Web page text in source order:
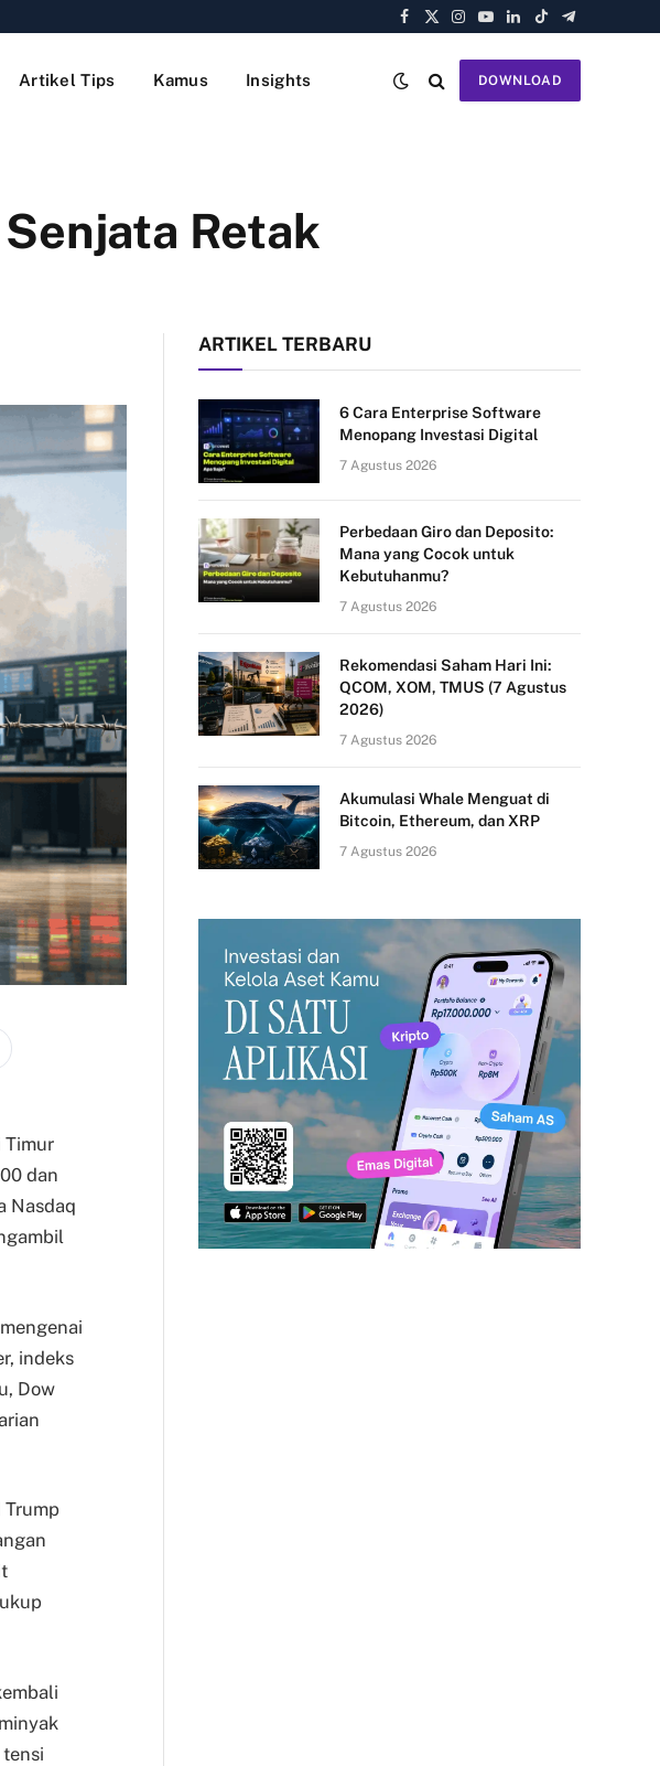
Facebook
X
Instagram
YouTube
LinkedIn
TikTokTelegram
Artikel Tips Kamus Insights DOWNLOAD
Retak
Timur
dan
Nasdaq
indeks
Dow
ARTIKEL TERBARU
6 Cara Enterprise Software
Menopang Investasi Digital
7 Agustus 2026
Perbedaan Giro dan Deposito:
Mana yang Cocok untuk
Kebutuhanmu?
7 Agustus 2026
Rekomendasi Saham Hari Ini:
QCOM, XOM, TMUS (7 Agustus
2026)
7 Agustus 2026
Akumulasi Whale Menguat di
Bitcoin, Ethereum, dan XRP
7 Agustus 2026